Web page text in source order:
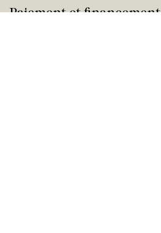
Paiement et financement